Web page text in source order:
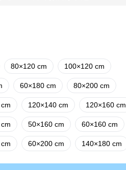
80×120 cm 100×120 cm
60×180 cm 80×200 cm
120×140 cm 120×160 cm
50×160 cm 60×160 cm
60×200 cm 140×180 cm